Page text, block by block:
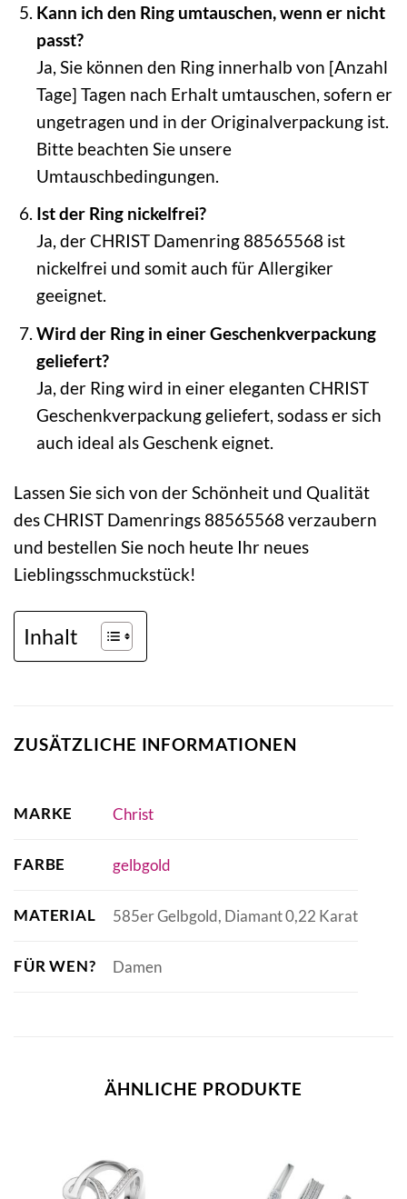
Kann ich den Ring umtauschen, wenn er nicht
passt?
Ja, Sie können den Ring innerhalb von [Anzahl
Tage] Tagen nach Erhalt umtauschen, sofern er
ungetragen und in der Originalverpackung ist.
Bitte beachten Sie unsere
Umtauschbedingungen.
Ist der Ring nickelfrei?
Ja, der CHRIST Damenring 88565568 ist
nickelfrei und somit auch für Allergiker
geeignet.
Wird der Ring in einer Geschenkverpackung
geliefert?
Ja, der Ring wird in einer eleganten CHRIST
Geschenkverpackung geliefert, sodass er sich
auch ideal als Geschenk eignet.
Lassen Sie sich von der Schönheit und Qualität
des CHRIST Damenrings 88565568 verzaubern
und bestellen Sie noch heute Ihr neues
Lieblingsschmuckstück!
Inhalt
ZUSÄTZLICHE INFORMATIONEN
MARKE Christ
FARBE gelbgold
MATERIAL 585er Gelbgold, Diamant 0,22 Karat
FÜR WEN? Damen
ÄHNLICHE PRODUKTE